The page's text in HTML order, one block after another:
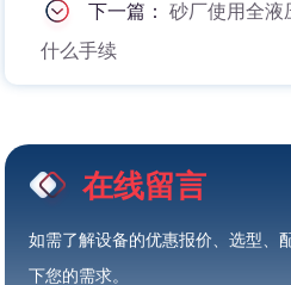
下一篇：砂厂使用全液
什么手续
在线留言
如需了解设备的优惠报价、选型、
下您的需求。